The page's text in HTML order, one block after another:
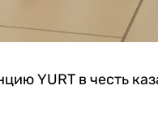
YURT в честь